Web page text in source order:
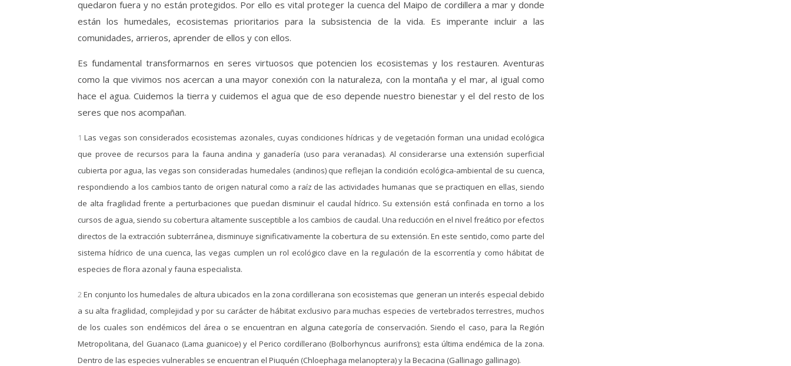
quedaron fuera y no están protegidos. Por ello es vital proteger la cuenca del Maipo de cordillera a mar y donde
están los humedales, ecosistemas prioritarios para la subsistencia de la vida. Es imperante incluir a las
comunidades, arrieros, aprender de ellos y con ellos.
Es fundamental transformarnos en seres virtuosos que potencien los ecosistemas y los restauren. Aventuras
como la que vivimos nos acercan a una mayor conexión con la naturaleza, con la montaña y el mar, al igual como
hace el agua. Cuidemos la tierra y cuidemos el agua que de eso depende nuestro bienestar y el del resto de los
seres que nos acompañan.
1 Las vegas son considerados ecosistemas azonales, cuyas condiciones hídricas y de vegetación forman una unidad ecológica
que provee de recursos para la fauna andina y ganadería (uso para veranadas). Al considerarse una extensión superficial
cubierta por agua, las vegas son consideradas humedales (andinos) que reflejan la condición ecológica-ambiental de su cuenca,
respondiendo a los cambios tanto de origen natural como a raíz de las actividades humanas que se practiquen en ellas, siendo
de alta fragilidad frente a perturbaciones que puedan disminuir el caudal hídrico. Su extensión está confinada en torno a los
cursos de agua, siendo su cobertura altamente susceptible a los cambios de caudal. Una reducción en el nivel freático por efectos
directos de la extracción subterránea, disminuye significativamente la cobertura de su extensión. En este sentido, como parte del
sistema hídrico de una cuenca, las vegas cumplen un rol ecológico clave en la regulación de la escorrentía y como hábitat de
especies de flora azonal y fauna especialista.
2En conjunto los humedales de altura ubicados en la zona cordillerana son ecosistemas que generan un interés especial debido
a su alta fragilidad, complejidad y por su carácter de hábitat exclusivo para muchas especies de vertebrados terrestres, muchos
de los cuales son endémicos del área o se encuentran en alguna categoría de conservación. Siendo el caso, para la Región
Metropolitana, del Guanaco (Lama guanicoe) y el Perico cordillerano (Bolborhyncus aurifrons); esta última endémica de la zona.
Dentro de las especies vulnerables se encuentran el Piuquén (Chloephaga melanoptera) y la Becacina (Gallinago gallinago).